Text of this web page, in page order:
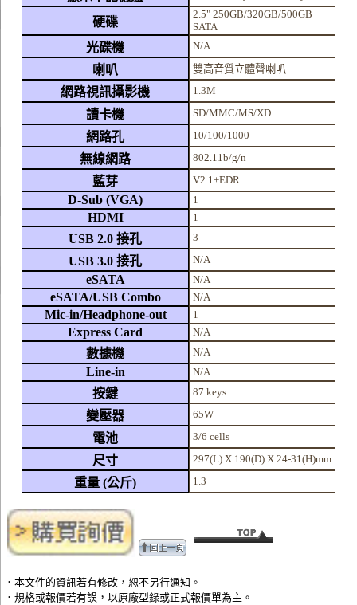
硬碟
2.5" 250GB/320GB/500GB
SATA
光碟機 N/A
喇叭 雙高音質立體聲喇叭
網路視訊攝影機 1.3M
讀卡機 SD/MMC/MS/XD
網路孔 10/100/1000
無線網路 802.11b/g/n
藍芽 V2.1+EDR
D-Sub (VGA) 1
HDMI 1
USB 2.0 接孔 3
USB 3.0 接孔 N/A
eSATA N/A
eSATA/USB Combo N/A
Mic-in/Headphone-out 1
Express Card N/A
數據機 N/A
Line-in N/A
按鍵 87 keys
變壓器 65W
電池 3/6 cells
尺寸 297(L) X 190(D) X 24-31(H)mm
重量 (公斤) 1.3
．本文件的資訊若有修改，恕不另行通知。
．規格或報價若有誤，以原廠型錄或正式報價單為主。